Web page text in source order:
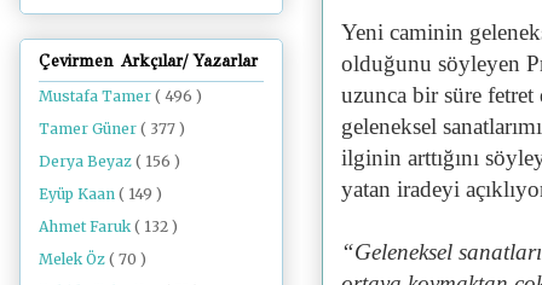
Yeni caminin
olduğunu söyleyen
uzunca bir süre fetret
geleneksel
ilginin arttığını
yatan iradeyi
“Geleneksel
Çevirmen Arkçılar/ Yazarlar
Mustafa Tamer ( 496 )
Tamer Güner ( 377 )
Derya Beyaz ( 156 )
Eyüp Kaan ( 149 )
Ahmet Faruk ( 132 )
Melek Öz ( 70 )